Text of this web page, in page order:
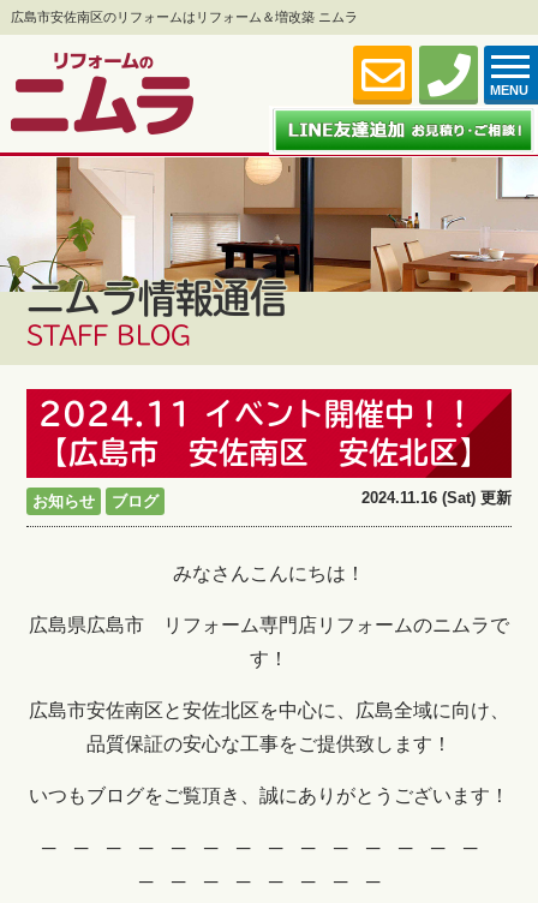
広島市安佐南区のリフォームはリフォーム＆増改築 ニムラ
MENU
ニムラ情報通信
STAFF BLOG
2024.11 イベント開催中！！
【広島市 安佐南区 安佐北区】
お知らせ ブログ 2024.11.16 (Sat) 更新
みなさんこんにちは！
広島県広島市 リフォーム専門店リフォームのニムラで
す！
広島市安佐南区と安佐北区を中心に、広島全域に向け、
品質保証の安心な工事をご提供致します！
いつもブログをご覧頂き、誠にありがとうございます！
─ ─ ─ ─ ─ ─ ─ ─ ─ ─ ─ ─ ─ ─
─ ─ ─ ─ ─ ─ ─ ─